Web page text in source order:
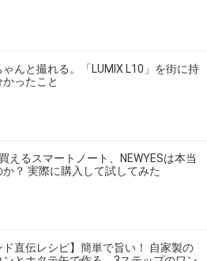
んと撮れる。「LUMIX L10」を街に持
ったこと
えるスマートノート、NEWYESは本当
か？ 実際に購入して試してみた
ド直伝レシピ】簡単で旨い！ 自家製の